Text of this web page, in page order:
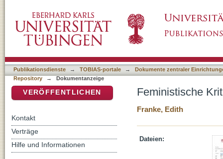
Publikationsdienste → TOBIAS-portale →
Dokumente zentraler
Repository
→ Dokumentanzeige
Feministische
Franke, Edith
Dateien:
VERÖFFENTLICHEN
Kontakt
Verträge
Hilfe und Informationen